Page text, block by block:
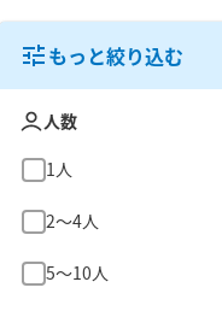
もっと絞り込む
人数
1人
2〜4人
5〜10人